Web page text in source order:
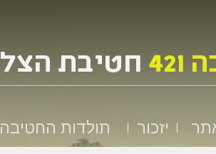
יזכור תולדות החטיבה